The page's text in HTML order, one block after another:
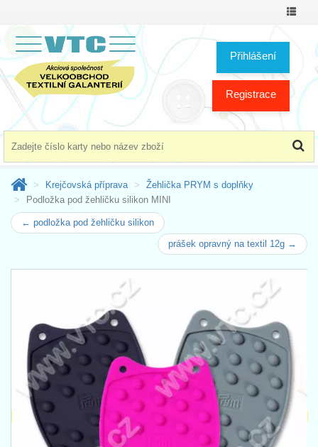
Přihlášení
Registrace
Krejčovská příprava
Žehlička PRYM s doplňky
Podložka pod žehličku silikon MINI
← podložka pod žehličku silikon
prášek opravný na textil 12g →